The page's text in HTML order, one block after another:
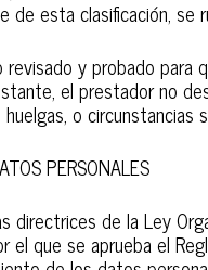
de esta clasificación,
y probado para
el prestador no
o circunstancias
PERSONALES
directrices de la Ley
el que se aprueba el